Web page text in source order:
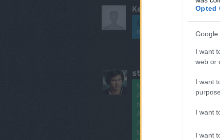
Opted
Google
I want
web or
I want
I want
I want
Kertkonyha
@pobeda
: Pontosan! A
munkát. :)
steery
Nyers (hántolt) rizsből
A leforrázáshoz forró
használjunk?
Az egész éjszakán át
A szűrés fémszitával
Mandulából hogy lehet